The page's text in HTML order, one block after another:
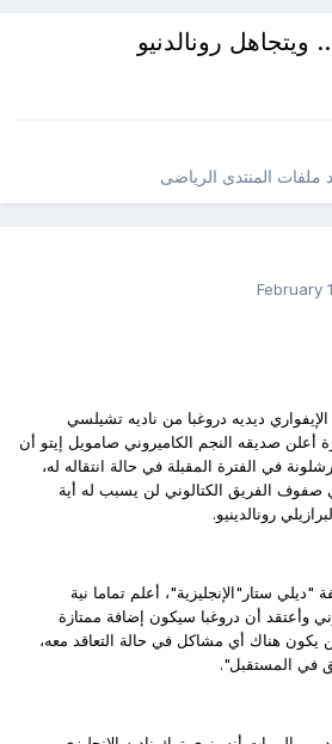
ويتجاهل رونالدنيو
ملفات المنتدى الرياضى
February
ديديه دروغبا من ناديه تشيلسي
أعلن صديقه النجم الكاميروني صامويل إيتو أن
في الفترة المقبلة في حالة انتقاله له،
صفوف الفريق الكتالوني لن يسبب له أية
رونالدينيو.
"ديلي ستار"الإنجليزية"، أعلم تماما نية
وأعتقد أن دروغبا سيكون إضافة ممتازة
يكون هناك أي مشاكل في حالة التعاقد معه،
في المستقبل".